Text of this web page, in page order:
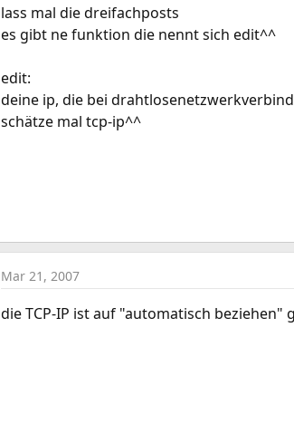
lass mal die dreifachposts
es gibt ne funktion die nennt sich edit^^
edit:
deine ip, die bei
schätze mal tcp-ip^^
Mar 21, 2007
die TCP-IP ist auf "automatisch